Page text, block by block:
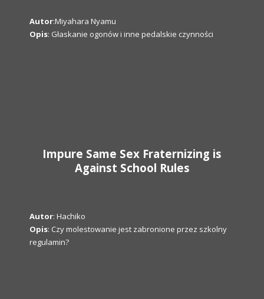
Autor:Miyahara Nyamu
Opis: Głaskanie ogonów i inne pedalskie czynności
Impure Same Sex Fraternizing is
Against School Rules
Autor: Hachiko
Opis: Czy molestowanie jest zabronione przez szkolny
regulamin?